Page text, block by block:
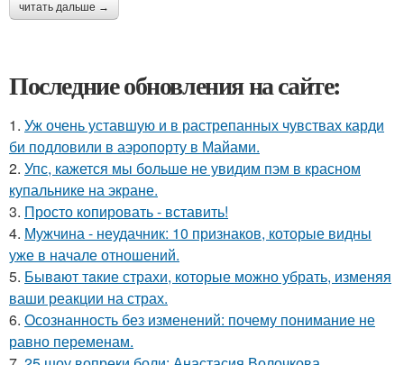
читать дальше →
Последние обновления на сайте:
1. Уж очень уставшую и в растрепанных чувствах карди
би подловили в аэропорту в Майами.
2. Упс, кажется мы больше не увидим пэм в красном
купальнике на экране.
3. Просто копировать - вставить!
4. Мужчина - неудачник: 10 признаков, которые видны
уже в начале отношений.
5. Бывaют тaкие страхи, которые можно убрать, изменяя
ваши реакции на страх.
6. Осознанность без изменений: почему понимание не
равно переменам.